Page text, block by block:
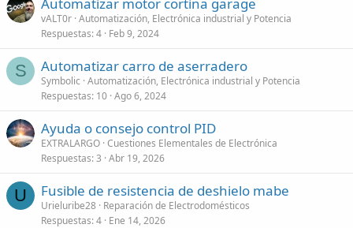
vALT0r Automatización, Electrónica industrial y Potencia
Respuestas 4 Feb 9, 2024
S Automatizar carro de aserradero
Symbolic Automatización, Electrónica industrial y Potencia
Respuestas 10 Ago 6, 2024
Ayuda o consejo control PID
EXTRALARGO Cuestiones Elementales de Electrónica
Respuestas 3 Abr 19, 2026
U Fusible de resistencia de deshielo mabe
Urieluribe28 Reparación de Electrodomésticos
Respuestas 4 Ene 14, 2026